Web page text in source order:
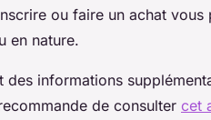
ou faire un achat
en nature.
des informations
de consulter cet